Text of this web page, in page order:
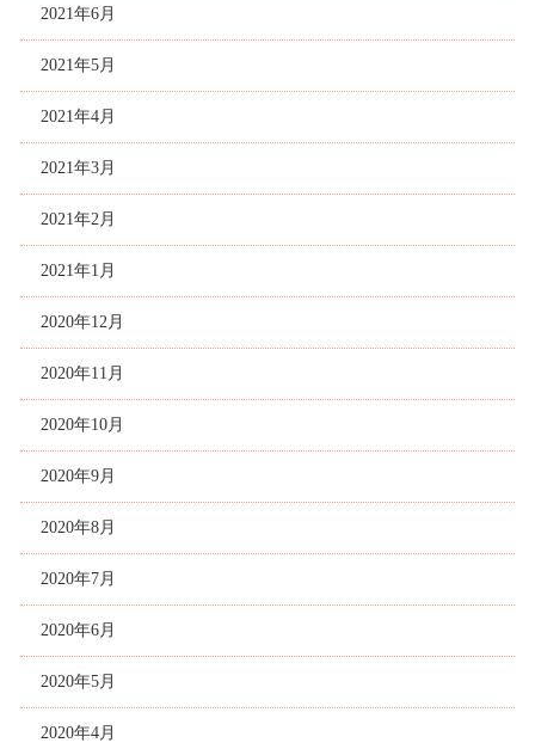
2021年6月
2021年5月
2021年4月
2021年3月
2021年2月
2021年1月
2020年12月
2020年11月
2020年10月
2020年9月
2020年8月
2020年7月
2020年6月
2020年5月
2020年4月